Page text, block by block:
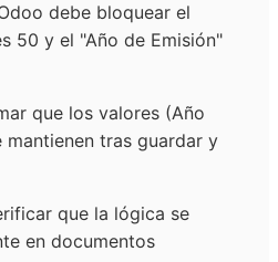
debe bloquear el
50 y el "Año de Emisión"
que los valores (Año
mantienen tras guardar y
que la lógica se
en documentos